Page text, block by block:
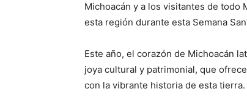
Michoacán y a los visitantes de todo
esta región durante esta Semana
Este año, el corazón de Michoacán
joya cultural y patrimonial, que
con la vibrante historia de esta tierra.